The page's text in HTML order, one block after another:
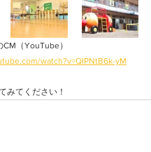
（YouTube）
watch?v=QIPNtB6k-yM
みてください！